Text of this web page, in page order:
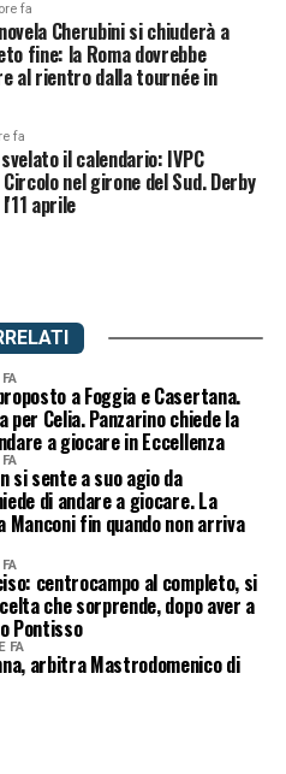
fa
Cherubini si chiuderà a
fine: la Roma dovrebbe
al rientro dalla tournée in
fa
il calendario: IVPC
nel girone del Sud. Derby
aprile
a Foggia e Casertana.
per Celia. Panzarino chiede la
a giocare in Eccellenza
si sente a suo agio da
di andare a giocare. La
Manconi fin quando non arriva
centrocampo al completo, si
che sorprende, dopo aver a
Pontisso
FA
arbitra Mastrodomenico di